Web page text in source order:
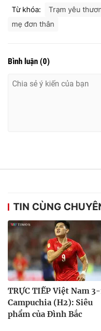
Từ khóa: Trạm yêu
mẹ đơn thân
Bình luận (0)
TIN CÙNG
TRỰC TIẾP Việt Nam 3-
Campuchia (H2): Siêu
phẩm của Đình Bắc